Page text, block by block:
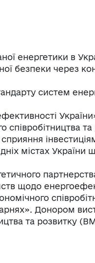
енергетики в
безпеки через
систем
співробітництва
містах України
щодо
Донором
та розвитку